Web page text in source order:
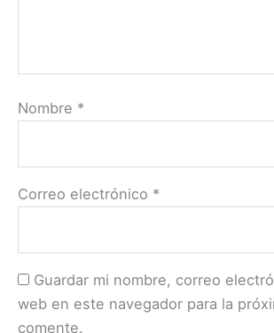
Nombre *
Correo electrónico *
Guardar mi nombre, correo
web en este navegador para la
comente.